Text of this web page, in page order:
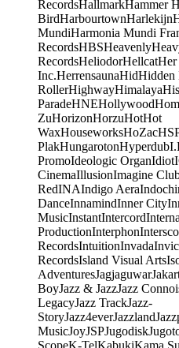
RecordsHallmarkHammer
BirdHarbourtownHarlekijn
MundiHarmonia Mundi
RecordsHBSHeavenly
RecordsHeliodorHellcatHer
Inc.HerrensaunaHidHidden
RollerHighwayHimalaya
ParadeHNEHollywood
ZuHorizonHorzuHotHot
WaxHouseworksHoZac
PlakHungarotonHyperdub
PromoIdeologic OrganIdiot
CinemaIllusionImagine
RedINAIndigo Aera
DanceInnamindInner City
MusicInstantIntercord
ProductionInterphon
RecordsIntuitionInvada
RecordsIsland Visual Arts
AdventuresJagjaguwar
BoyJazz & JazzJazz
LegacyJazz TrackJazz-
StoryJazz4everJazzland
MusicJoyJSPJugodisk